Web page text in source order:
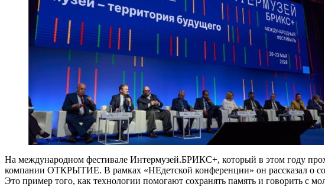
На международном фестивале Интермузей.БРИКС+, который в этом году
компании ОТКРЫТИЕ. В рамках «НЕдетской конференции» он рассказал о
Это пример того, как технологии помогают сохранять память и говорить с